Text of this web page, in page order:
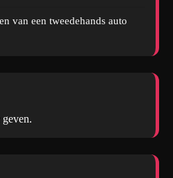
van een tweedehands auto